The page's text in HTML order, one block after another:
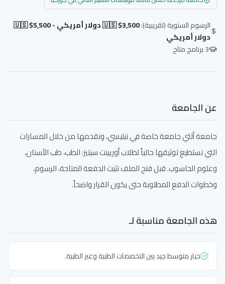
الرسوم السنوية (تقريبية):
🇺🇸 $3,500 دولار أمريكي - 🇺🇸 $5,500
دولار أمريكي
3برنامج متاح
عن الجامعة
جامعة ألتي جامعة خاصة في تبليسي، ونقدمها من خلال المسارات
التي نستطيع توثيقها حالياً لطلاب أوريينت سيتيز: الطب، طب الأسنان،
وعلوم الحاسوب. قبل فتح الملف نثبت الدفعة المتاحة، الرسوم،
وخطوات الدفع المطلوبة حتى يكون القرار واضحاً.
هذه الجامعة مناسبة لـ
خيار متوسط جيد بين التخصصات الطبية وغير الطبية.